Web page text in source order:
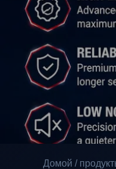
Домой /